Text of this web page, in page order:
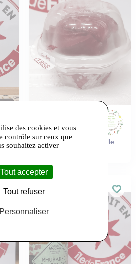
LA
Sarl Sur L'etagere Du Haut
Sorbet CERISE coupelle
des cookies et vous
contrôle sur ceux que
souhaitez activer
Tout accepter
Tout refuser
Personnaliser